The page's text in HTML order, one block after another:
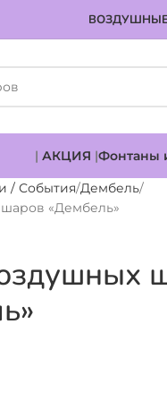
| АКЦИЯ |Фонтаны
/ События Дембель
«Дембель»